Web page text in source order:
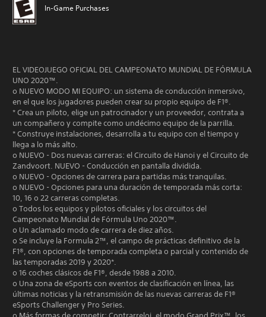
In-Game Purchases
EL VIDEOJUEGO OFICIAL DEL CAMPEONATO MUNDIAL DE FÓRMULA
UNO 2020™.
o NUEVO MODO MI EQUIPO: un sistema de conducción inmersivo,
en el que los jugadores pueden crear su propio equipo de F1®.
* Crea un piloto, elige un patrocinador y un proveedor, contrata a
un compañero y compite como undécimo equipo de la parrilla.
* Construye instalaciones, desarrolla a tu equipo con el tiempo y
llega a lo más alto.
o NUEVO - Dos nuevas carreras: el Circuito de Hanoi y el Circuito de
Zandvoort. NUEVO - Conducción en pantalla dividida.
o NUEVO - Opciones de carrera para partidas más tranquilas.
o NUEVO - Opciones para una duración de temporada más corta:
10, 16 o 22 carreras completas.
o Todos los equipos y pilotos oficiales y los circuitos del
Campeonato Mundial de Fórmula Uno 2020™.
o Un aclamado modo de carrera de diez años.
o Se incluye la Formula 2™, el campo de prácticas definitivo de la
F1®, con opciones de temporada completa o parcial y contenido de
las temporadas 2019 y 2020*.
o 16 coches clásicos de F1®, desde 1988 a 2010.
o Una zona de eSports con eventos de clasificación en línea, las
últimas noticias y la retransmisión de las nuevas carreras de F1®
eSports Challenger y Pro Series.